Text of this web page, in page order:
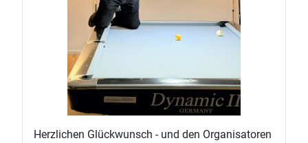
Herzlichen Glückwunsch - und den Organisatoren